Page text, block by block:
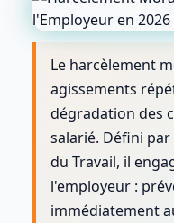
Le harcèlement
agissements
dégradation des
salarié. Défini par
du Travail, il
l'employeur :
immédiatement